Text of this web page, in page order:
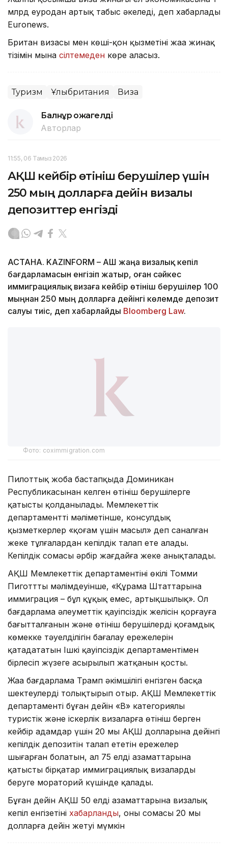
млрд еуродан артық табыс әкеледі, деп хабарлады
Euronews.
Британ визасы мен көші-қон қызметінің жаңа жинақ
тізімін мына сілтемеден көре аласыз.
Туризм Ұлыбритания Виза
Балнұр Қожагелді
Авторлар
11:55, 06 Тамыз 2026
АҚШ кейбір өтініш берушілер үшін
250 мың долларға дейін визалық
депозиттер енгізді
АСТАНА. KAZINFORM – АҚШ жаңа визалық кепіл
бағдарламасын енгізіп жатыр, оған сәйкес
иммиграциялық визаға кейбір өтініш берушілер 100
мыңнан 250 мың долларға дейінгі көлемде депозит
салуы тиіс, деп хабарлайды Bloomberg Law.
Пилоттық жоба бастапқыда Доминикан
Республикасынан келген өтініш берушілерге
қатысты қолданылады. Мемлекеттік
департаменттің мәліметінше, консулдық
қызметкерлер «қоғам үшін масыл» деп саналған
жеке тұлғалардан кепілдік талап ете алады.
Кепілдік сомасы әрбір жағдайға жеке анықталады.
АҚШ Мемлекеттік департаментінің өкілі Томми
Пиготттың мәлімдеуінше, «Құрама Штаттарына
иммиграция – бұл құқық емес, артықшылық». Ол
бағдарлама әлеуметтік қауіпсіздік желісін қорғауға
бағытталғанын және өтініш берушілердің қоғамдық
көмекке тәуелділігін бағалау ережелерін
қатаңдататын Ішкі қауіпсіздік департаментімен
бірлесіп жүзеге асырылып жатқанын қосты.
Жаңа бағдарлама Трамп әкімшілігі енгізген басқа
шектеулерді толықтырып отыр. АҚШ Мемлекеттік
департаменті бұған дейін «В» категориялы
туристік және іскерлік визаларға өтініш берген
кейбір адамдар үшін 20 мың АҚШ долларына дейінгі
кепілдік депозитін талап ететін ережелер
шығарған болатын, ал 75 елдің азаматтарына
қатысты бірқатар иммиграциялық визаларды
беруге мораторий күшінде қалады.
Бұған дейін АҚШ 50 елдің азаматтарына визалық
кепіл енгізетініхабарланды, оның сомасы 20 мың